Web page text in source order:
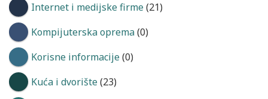
Internet i medijske firme(21)
Kompijuterska oprema(0)
Korisne informacije(0)
Kuća i dvorište(23)